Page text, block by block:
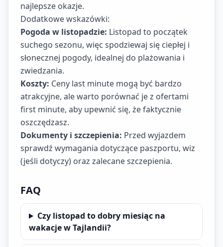
najlepsze okazje.
Dodatkowe wskazówki:
Pogoda w listopadzie: Listopad to początek
suchego sezonu, więc spodziewaj się ciepłej i
słonecznej pogody, idealnej do plażowania i
zwiedzania.
Koszty: Ceny last minute mogą być bardzo
atrakcyjne, ale warto porównać je z ofertami
first minute, aby upewnić się, że faktycznie
oszczędzasz.
Dokumenty i szczepienia: Przed wyjazdem
sprawdź wymagania dotyczące paszportu, wiz
(jeśli dotyczy) oraz zalecane szczepienia.
FAQ
Czy listopad to dobry miesiąc na
wakacje w Tajlandii?